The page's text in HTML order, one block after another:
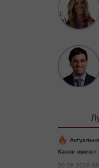
Какое
20:28 2026-